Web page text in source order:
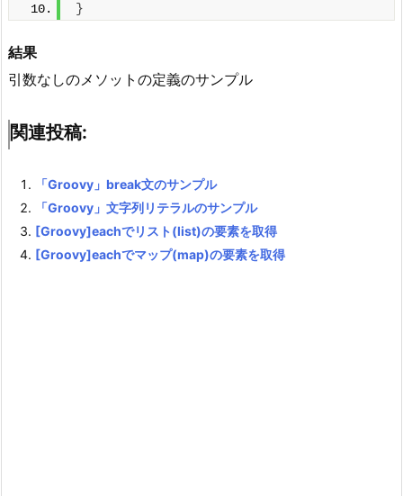
}
結果
引数なしのメソットの定義のサンプル
関連投稿:
「Groovy」break文のサンプル
「Groovy」文字列リテラルのサンプル
[Groovy]eachでリスト(list)の要素を取得
[Groovy]eachでマップ(map)の要素を取得